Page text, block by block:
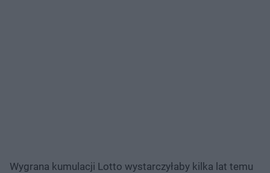
Wygrana kumulacji Lotto wystarczyłaby kilka lat temu